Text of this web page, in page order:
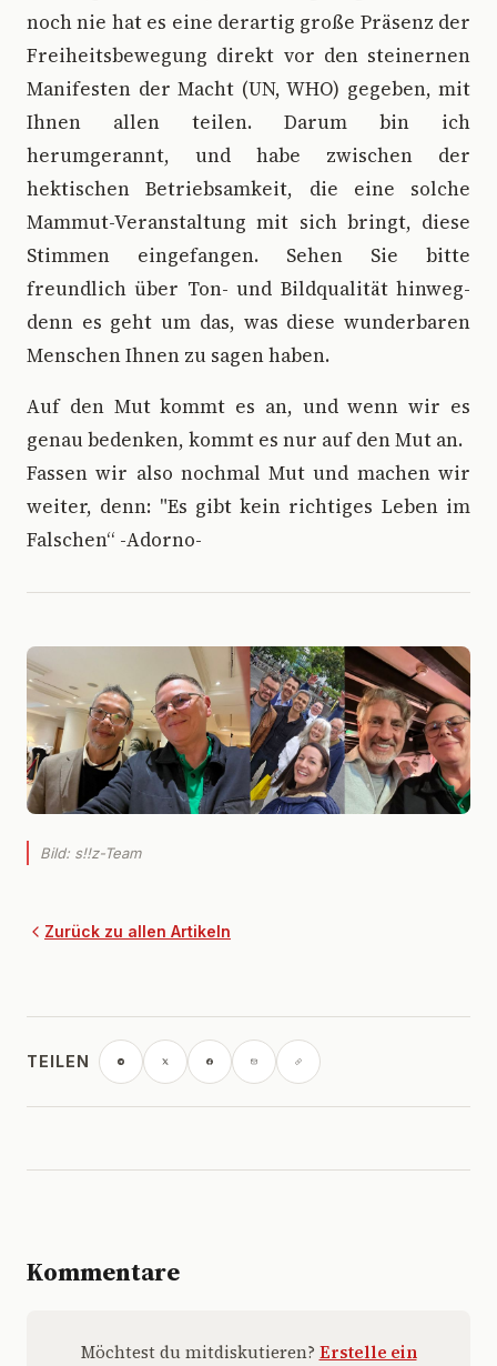
noch nie hat es eine derartig große Präsenz der
Freiheitsbewegung direkt vor den steinernen
Manifesten der Macht (UN, WHO) gegeben, mit
Ihnen allen teilen. Darum bin ich
herumgerannt, und habe zwischen der
hektischen Betriebsamkeit, die eine solche
Mammut-Veranstaltung mit sich bringt, diese
Stimmen eingefangen. Sehen Sie bitte
freundlich über Ton- und Bildqualität hinweg-
denn es geht um das, was diese wunderbaren
Menschen Ihnen zu sagen haben.
Auf den Mut kommt es an, und wenn wir es
genau bedenken, kommt es nur auf den Mut an.
Fassen wir also nochmal Mut und machen wir
weiter, denn: "Es gibt kein richtiges Leben im
Falschen“ -Adorno-
Bild: s!!z-Team
Zurück zu allen Artikeln
TEILEN
Kommentare
Möchtest du mitdiskutieren? Erstelle ein